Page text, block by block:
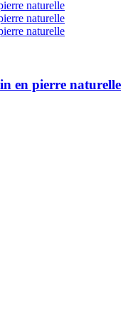
en pierre naturelle